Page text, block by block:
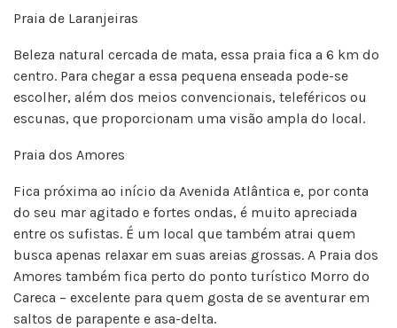
Praia de Laranjeiras
Beleza natural cercada de mata, essa praia fica a 6 km do
centro. Para chegar a essa pequena enseada pode-se
escolher, além dos meios convencionais, teleféricos ou
escunas, que proporcionam uma visão ampla do local.
Praia dos Amores
Fica próxima ao início da Avenida Atlântica e, por conta
do seu mar agitado e fortes ondas, é muito apreciada
entre os sufistas. É um local que também atrai quem
busca apenas relaxar em suas areias grossas. A Praia dos
Amores também fica perto do ponto turístico Morro do
Careca – excelente para quem gosta de se aventurar em
saltos de parapente e asa-delta.